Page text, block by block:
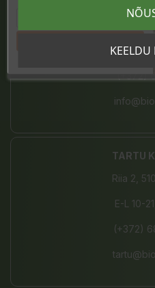
E-L 10-
TARTU
Riia 2,
E-L 10-
(+372)